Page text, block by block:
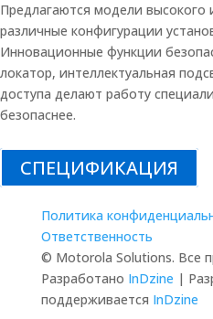
Предлагаются модели
различные конфигурации
Инновационные функции
локатор, интеллектуальная
доступа делают работу
безопаснее.
СПЕЦИФИКАЦИЯ
Политика
Ответственность
© Motorola Solutions. Все
Разработано InDzine |
поддерживается InDzine